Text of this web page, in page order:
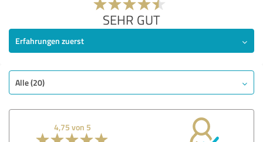
SEHR GUT
Erfahrungen zuerst
Alle (20)
4,75 von 5